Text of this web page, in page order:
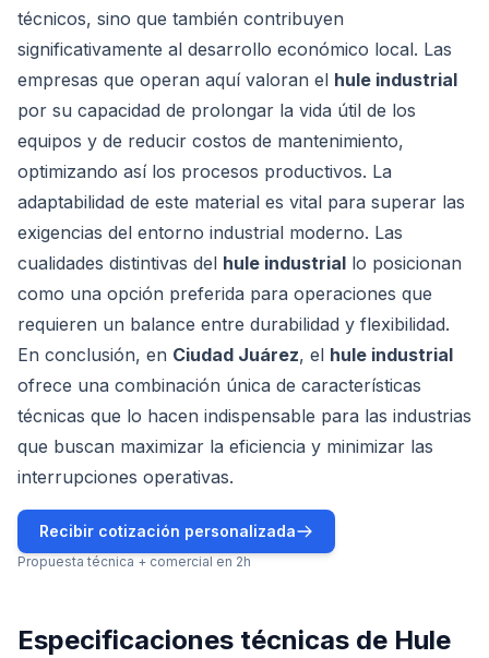
técnicos, sino que también contribuyen
significativamente al desarrollo económico local. Las
empresas que operan aquí valoran el hule industrial
por su capacidad de prolongar la vida útil de los
equipos y de reducir costos de mantenimiento,
optimizando así los procesos productivos. La
adaptabilidad de este material es vital para superar las
exigencias del entorno industrial moderno. Las
cualidades distintivas del hule industrial lo posicionan
como una opción preferida para operaciones que
requieren un balance entre durabilidad y flexibilidad.
En conclusión, en Ciudad Juárez, el hule industrial
ofrece una combinación única de características
técnicas que lo hacen indispensable para las industrias
que buscan maximizar la eficiencia y minimizar las
interrupciones operativas.
Recibir cotización personalizada
Propuesta técnica + comercial en 2h
Especificaciones técnicas de Hule